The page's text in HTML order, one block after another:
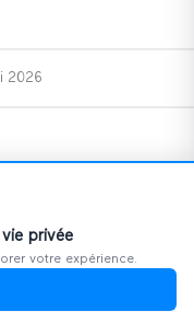
2026
d'informations.
privée
votre expérience.